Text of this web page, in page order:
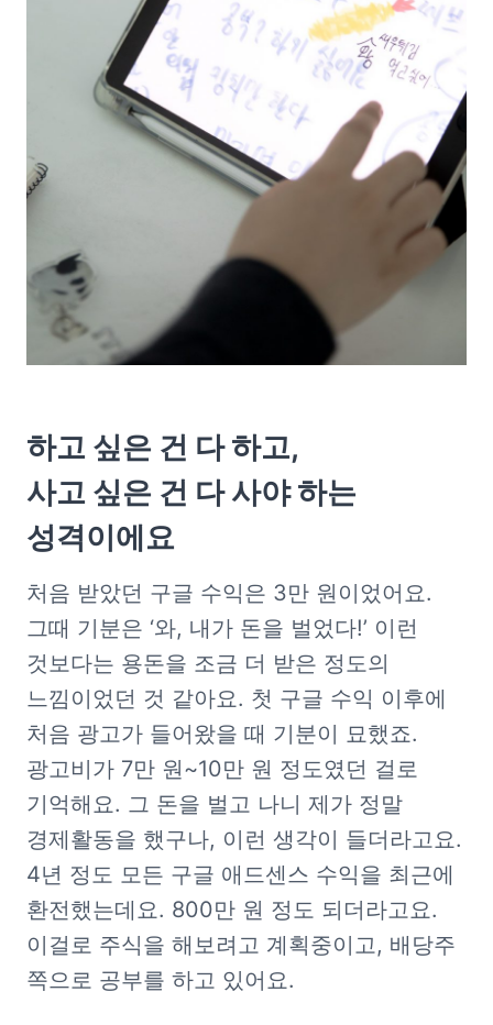
하고 싶은 건 다 하고,
사고 싶은 건 다 사야 하는
성격이에요
처음 받았던 구글 수익은 3만 원이었어요.
그때 기분은 ‘와, 내가 돈을 벌었다!’ 이런
것보다는 용돈을 조금 더 받은 정도의
느낌이었던 것 같아요. 첫 구글 수익 이후에
처음 광고가 들어왔을 때 기분이 묘했죠.
광고비가 7만 원~10만 원 정도였던 걸로
기억해요. 그 돈을 벌고 나니 제가 정말
경제활동을 했구나, 이런 생각이 들더라고요.
4년 정도 모든 구글 애드센스 수익을 최근에
환전했는데요. 800만 원 정도 되더라고요.
이걸로 주식을 해보려고 계획중이고, 배당주
쪽으로 공부를 하고 있어요.